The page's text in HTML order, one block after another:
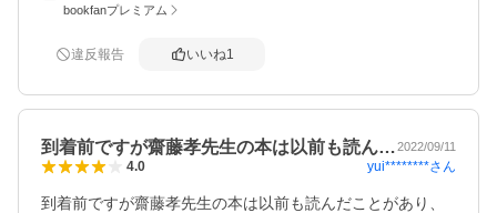
bookfanプレミアム
違反報告 いいね1
到着前ですが齋藤孝先生の本は以前も読ん…2022/09/11
4.0 yui********さん
到着前ですが齋藤孝先生の本は以前も読んだことがあり、